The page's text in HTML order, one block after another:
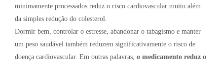
minimamente processados reduz o risco cardiovascular muito além
da simples redução do colesterol.
Dormir bem, controlar o estresse, abandonar o tabagismo e manter
um peso saudável também reduzem significativamente o risco de
doença cardiovascular. Em outras palavras, o medicamento reduz o